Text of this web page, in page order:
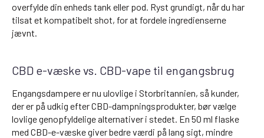
overfylde din enheds tank eller pod. Ryst grundigt, når du har
tilsat et kompatibelt shot, for at fordele ingredienserne
jævnt.
CBD e-væske vs. CBD-vape til engangsbrug
Engangsdampere er nu ulovlige i Storbritannien, så kunder,
der er på udkig efter CBD-dampningsprodukter, bør vælge
lovlige genopfyldelige alternativer i stedet. En 50 ml flaske
med CBD-e-væske giver bedre værdi på lang sigt, mindre